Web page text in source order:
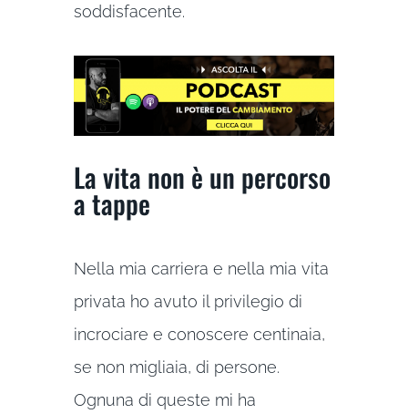
soddisfacente.
La vita non è un percorso
a tappe
Nella mia carriera e nella mia vita
privata ho avuto il privilegio di
incrociare e conoscere centinaia,
se non migliaia, di persone.
Ognuna di queste mi ha